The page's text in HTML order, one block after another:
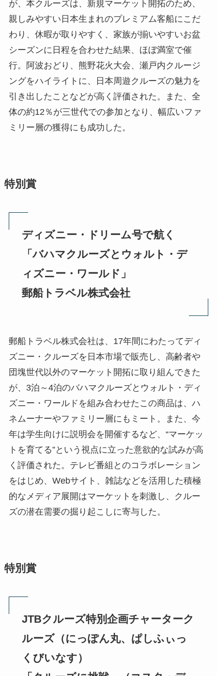
が、本クルーズは、新規マーケット開拓のため、
親しみやすい日本生まれのプレミアム客船にこだ
わり、休暇が取りやすく、家族が揃いやすいお盆
シーズンに日程を合わせた結果、ほぼ満室で催
行。阿波おどり、熊野花火大会、瀬戸内クルージ
ングをハイライトに、日本周遊クルーズの魅力を
引き出したことなどが高く評価された。また、全
体の約12％が三世代での参加となり、幅広いファ
ミリー層の獲得にも成功した。
特別賞
ディズニー・ドリーム号で航く
「バハマクルーズとウォルト・デ
ィズニー・ワールド」
郵船トラベル株式会社
郵船トラベル株式会社は、17年間にわたってディ
ズニー・クルーズを日本市場で販売し、高齢者や
団塊世代以外のマーケット開拓に取り組んできた
が、3泊～4泊のバハマクルーズとウォルト・ディ
ズニー・ワールドを組み合わせたこの商品は、ハ
ネムーナーやファミリー層にもミート。また、今
年は学生向けに説明会を開催するなど、“マーケッ
トを育てる”という視点に立った意欲的な試みが高
く評価された。テレビ番組とのコラボレーション
をはじめ、Webサイト、雑誌などを活用した積極
的なメディア展開はマーケットを刺激し、クルー
ズの潜在需要の掘り起こしに寄与した。
特別賞
JTBクルーズ特別企画チャーターク
ルーズ（にっぽん丸、ぱしふぃっ
くびいなす）